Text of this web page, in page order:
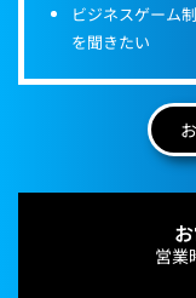
ビジネスゲーム
を聞きたい
営業